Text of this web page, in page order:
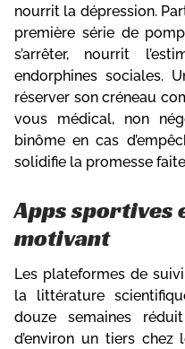
nourrit la dépression.
première série de
s’arrêter, nourrit
endorphines sociales.
réserver son créneau
vous médical, non
binôme en cas
solidifie la promesse
Apps sportives
motivant
Les plateformes de
la littérature
douze semaines
d’environ un tiers chez